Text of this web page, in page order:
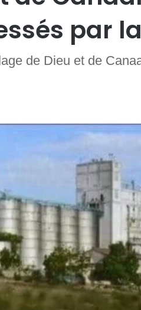
par
de Dieu et de